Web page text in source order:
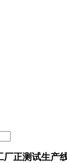
厂正测试生产